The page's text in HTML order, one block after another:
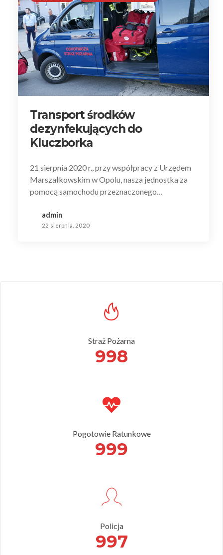
Transport środków
dezynfekujących do
Kluczborka
21 sierpnia 2020 r., przy współpracy z Urzędem
Marszałkowskim w Opolu, nasza jednostka za
pomocą samochodu przeznaczonego…
admin
22 sierpnia, 2020
Straż Pożarna
998
Pogotowie Ratunkowe
999
Policja
997